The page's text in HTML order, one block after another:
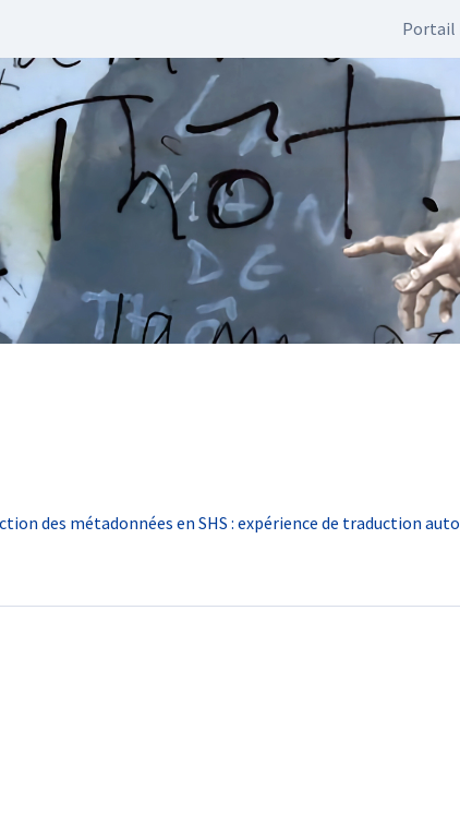
Portail
des métadonnées en SHS : expérience de traduction